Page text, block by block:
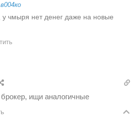
в004ко
у чмыря нет денег даже на новые
ищи аналогичные